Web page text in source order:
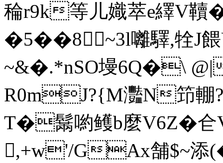
稐r9k等儿嬂萃e繹V
�5��8~3l囄驛,牷J
~&�.*nSO墁6Q�\
R0mJ?{M灩N笻
T�鬗喲鳠b麼V6Z�仺
,+w'/GAx舗$~添